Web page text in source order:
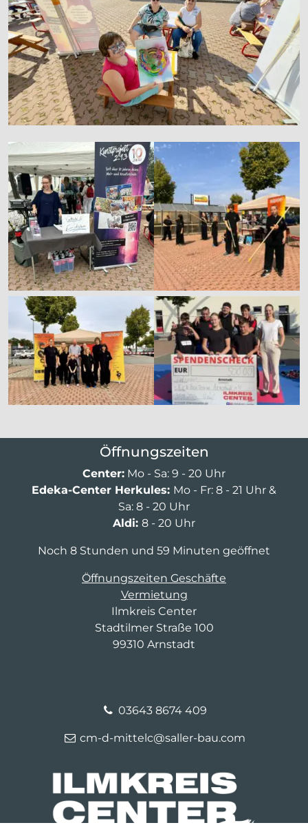
Öffnungszeiten
Center: Mo - Sa: 9 - 20 Uhr
Edeka-Center Herkules: Mo - Fr: 8 - 21 Uhr &
Sa: 8 - 20 Uhr
Aldi: 8 - 20 Uhr
Noch 8 Stunden und 59 Minuten geöffnet
Öffnungszeiten Geschäfte
Vermietung
Ilmkreis Center
Stadtilmer Straße 100
99310 Arnstadt
03643 8674 409
cm-d-mittelc@saller-bau.com